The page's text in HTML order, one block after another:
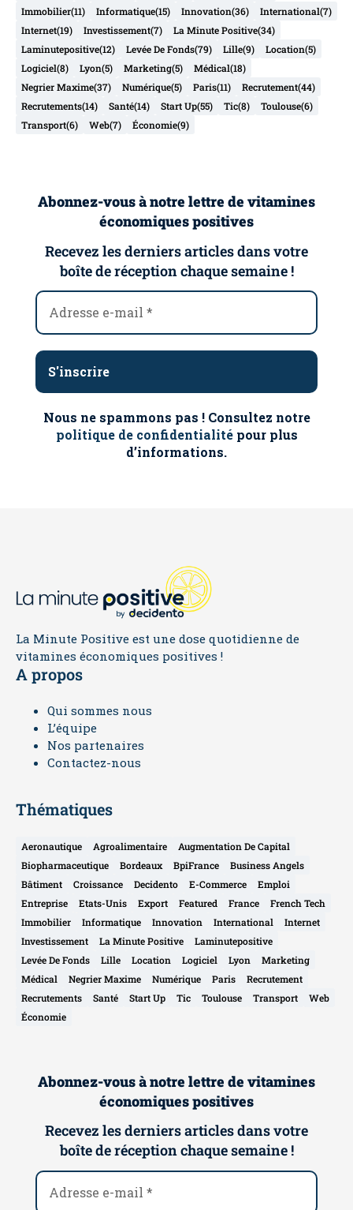
Immobilier(11) Informatique(15) Innovation(36) International(7)
Internet(19) Investissement(7) La Minute Positive(34)
Laminutepositive(12) Levée De Fonds(79) Lille(9) Location(5)
Logiciel(8) Lyon(5) Marketing(5) Médical(18)
Negrier Maxime(37) Numérique(5) Paris(11) Recrutement(44)
Recrutements(14) Santé(14) Start Up(55) Tic(8) Toulouse(6)
Transport(6) Web(7) Économie(9)
Abonnez-vous à notre lettre de vitamines
économiques positives
Recevez les derniers articles dans votre
boîte de réception chaque semaine !
Nous ne spammons pas ! Consultez notre
politique de confidentialitépour plus
d’informations.
La Minute Positive est une dose quotidienne de
vitamines économiques positives !
A propos
Qui sommes nous
L’équipe
Nos partenaires
Contactez-nous
Thématiques
Aeronautique Agroalimentaire
Augmentation De Capital
Biopharmaceutique
Bordeaux BpiFrance
Business Angels
Bâtiment
Croissance Decidento E-Commerce
Emploi
Entreprise
Etats-Unis Export Featured France
French Tech
Immobilier
Informatique Innovation International
Internet
Investissement
La Minute Positive
Laminutepositive
Levée De Fonds
Lille Location Logiciel Lyon
Marketing
Médical
Negrier Maxime Numérique Paris
Recrutement
Recrutements
Santé Start Up Tic Toulouse Transport
Web
Économie
Abonnez-vous à notre lettre de vitamines
économiques positives
Recevez les derniers articles dans votre
boîte de réception chaque semaine !